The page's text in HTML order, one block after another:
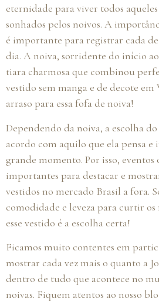
eternidade para viver todos
sonhados pelos noivos. A
é importante para registrar cada
dia. A noiva, sorridente do início
tiara charmosa que combinou
vestido sem manga e de decote
arraso para essa fofa de noiva!
Dependendo da noiva, a escolha
acordo com aquilo que ela pensa e
grande momento. Por isso, eventos
importantes para destacar e
vestidos no mercado Brasil a fora.
comodidade e leveza para curtir os
esse vestido é a escolha certa!
Ficamos muito contentes em
mostrar cada vez mais o quanto a
dentro de tudo que acontece no
noivas. Fiquem atentos ao nosso